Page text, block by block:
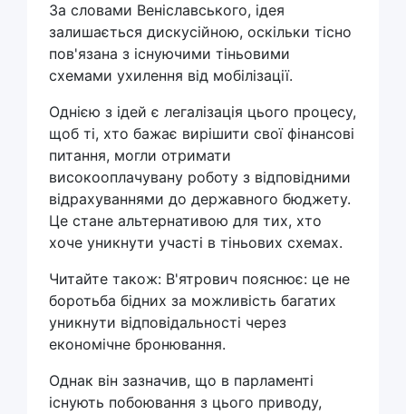
За словами Веніславського, ідея
залишається дискусійною, оскільки тісно
пов'язана з існуючими тіньовими
схемами ухилення від мобілізації.
Однією з ідей є легалізація цього процесу,
щоб ті, хто бажає вирішити свої фінансові
питання, могли отримати
високооплачувану роботу з відповідними
відрахуваннями до державного бюджету.
Це стане альтернативою для тих, хто
хоче уникнути участі в тіньових схемах.
Читайте також: В'ятрович пояснює: це не
боротьба бідних за можливість багатих
уникнути відповідальності через
економічне бронювання.
Однак він зазначив, що в парламенті
існують побоювання з цього приводу,